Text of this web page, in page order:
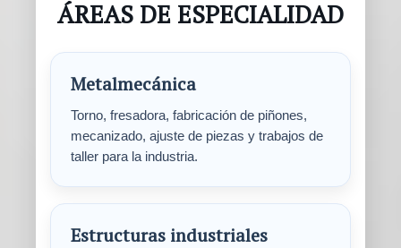
ÁREAS DE ESPECIALIDAD
Metalmecánica
Torno, fresadora, fabricación de piñones,
mecanizado, ajuste de piezas y trabajos de
taller para la industria.
Estructuras industriales